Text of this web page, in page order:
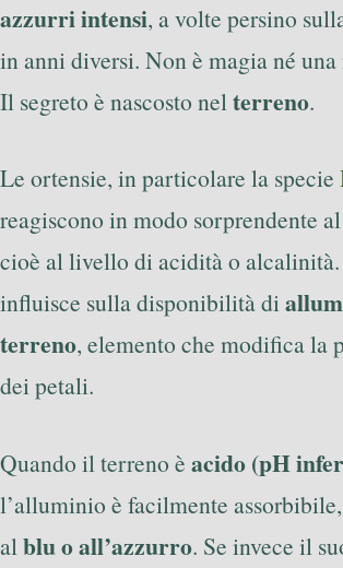
azzurri intensi, a volte persino
in anni diversi. Non è magia né una
Il segreto è nascosto nelterreno.
Le ortensie, in particolare la specie
reagiscono in modo sorprendente al
cioè al livello di acidità o alcalinità.
influisce sulla disponibilità di
terreno, elemento che modifica la
dei petali.
Quando il terreno è acido (pH
l’alluminio è facilmente
alblu o all’azzurro. Se invece il